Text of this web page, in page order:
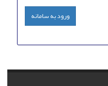
ورود به سامانه